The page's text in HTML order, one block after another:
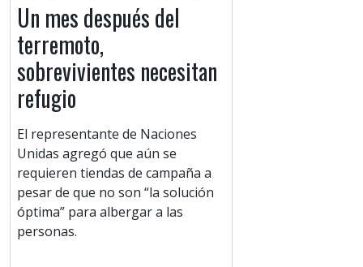
Un mes después del
terremoto,
sobrevivientes necesitan
refugio
El representante de Naciones
Unidas agregó que aún se
requieren tiendas de campaña a
pesar de que no son “la solución
óptima” para albergar a las
personas.